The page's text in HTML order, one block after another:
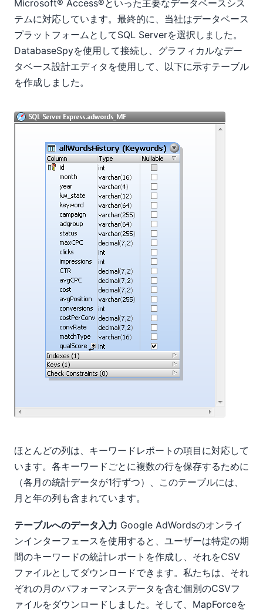
Microsoft® Access®といった主要なデータベースシス
テムに対応しています。最終的に、当社はデータベース
プラットフォームとしてSQL Serverを選択しました。
DatabaseSpyを使用して接続し、グラフィカルなデー
タベース設計エディタを使用して、以下に示すテーブル
を作成しました。
ほとんどの列は、キーワードレポートの項目に対応して
います。各キーワードごとに複数の行を保存するために
（各月の統計データが1行ずつ）、このテーブルには、
月と年の列も含まれています。
テーブルへのデータ入力 Google AdWordsのオンライ
ンインターフェースを使用すると、ユーザーは特定の期
間のキーワードの統計レポートを作成し、それをCSV
ファイルとしてダウンロードできます。私たちは、それ
ぞれの月のパフォーマンスデータを含む個別のCSVフ
ァイルをダウンロードしました。そして、MapForceを